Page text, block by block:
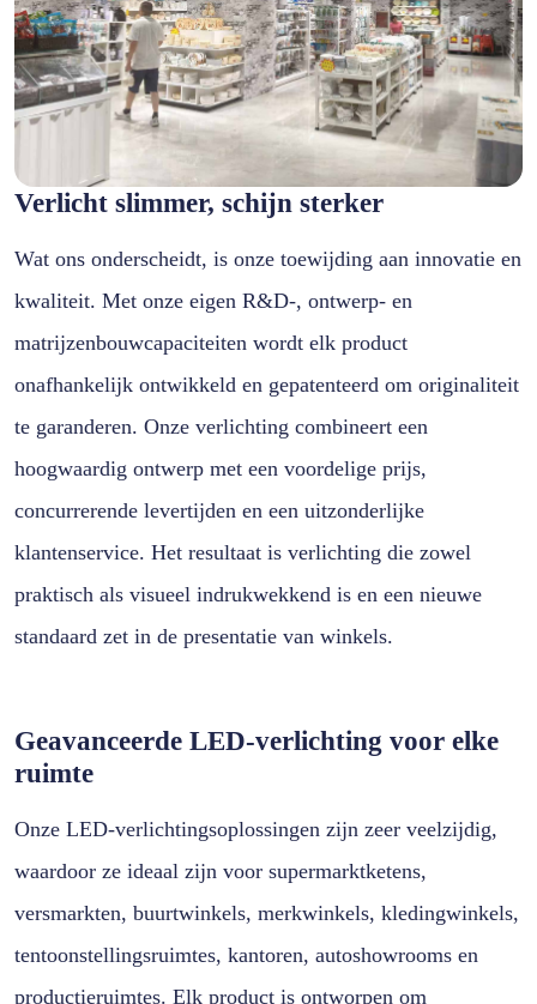
Verlicht slimmer, schijn sterker
Wat ons onderscheidt, is onze toewijding aan innovatie en
kwaliteit. Met onze eigen R&D-, ontwerp- en
matrijzenbouwcapaciteiten wordt elk product
onafhankelijk ontwikkeld en gepatenteerd om originaliteit
te garanderen. Onze verlichting combineert een
hoogwaardig ontwerp met een voordelige prijs,
concurrerende levertijden en een uitzonderlijke
klantenservice. Het resultaat is verlichting die zowel
praktisch als visueel indrukwekkend is en een nieuwe
standaard zet in de presentatie van winkels.
Geavanceerde LED-verlichting voor elke
ruimte
Onze LED-verlichtingsoplossingen zijn zeer veelzijdig,
waardoor ze ideaal zijn voor supermarktketens,
versmarkten, buurtwinkels, merkwinkels, kledingwinkels,
tentoonstellingsruimtes, kantoren, autoshowrooms en
productieruimtes. Elk product is ontworpen om